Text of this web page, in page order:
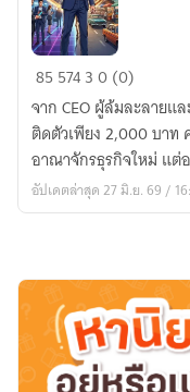
ย้อน
มา
เขียน
อนาคต
ใหม่
85 57430 (0)
จาก CEO ผู้ล้มละลายแ
ติดตัวเพียง 2,000 บาท ครั้งนี้เขาจะใช้ประสบการณ์ทั้งชีวิตสร้าง
อาณาจักรธุรกิจใหม่ แต่
อัปเดตล่าสุด 27 มิ.ย. 69 /